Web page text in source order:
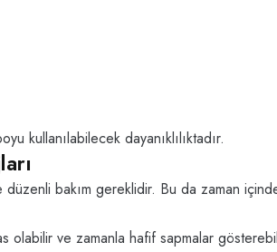
kullanılabilecek dayanıklılıktadır.
düzenli bakım gereklidir. Bu da zaman
olabilir ve zamanla hafif sapmalar